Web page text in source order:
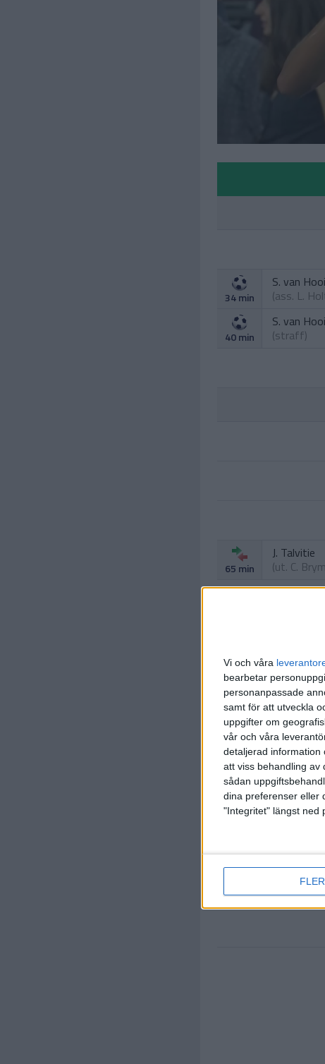
Vi och våra
bearbetar
personanpassade
samt för att utveckla
uppgifter om
vår och våra
detaljerad information
att viss behandling av
sådan
dina preferenser eller
"Integritet" längst ned
34 min
S. van
(ass. L.
40 min
S. van
(straff)
65 min
J. Talvitie
(ut. C. Brym
C. Leemans
(ut.M.
79 min
R. Paula
(ut.K.
80 min
B.
(ut.C.